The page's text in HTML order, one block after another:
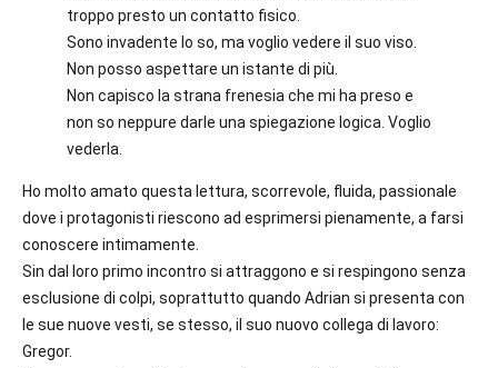
troppo presto un contatto fisico.
Sono invadente lo so, ma voglio vedere il suo viso.
Non posso aspettare un istante di più.
Non capisco la strana frenesia che mi ha preso e
non so neppure darle una spiegazione logica. Voglio
vederla.
Ho molto amato questa lettura, scorrevole, fluida, passionale
dove i protagonisti riescono ad esprimersi pienamente, a farsi
conoscere intimamente.
Sin dal loro primo incontro si attraggono e si respingono senza
esclusione di colpi, soprattutto quando Adrian si presenta con
le sue nuove vesti, se stesso, il suo nuovo collega di lavoro:
Gregor.